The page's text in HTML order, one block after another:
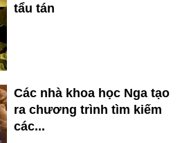
tẩu tán
Các nhà khoa học Nga tạo
ra chương trình tìm kiếm
các...